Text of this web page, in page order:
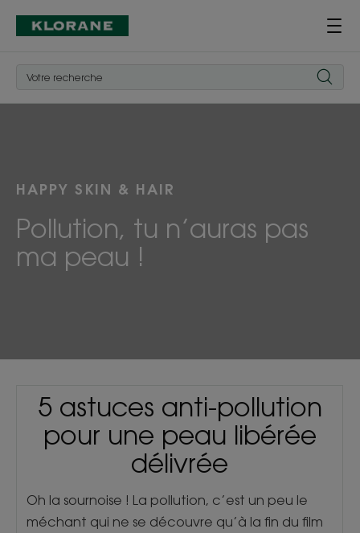
HAPPY SKIN & HAIR
Pollution, tu n’auras pas
ma peau !
5 astuces anti-pollution
pour une peau libérée
délivrée
Oh la sournoise ! La pollution, c’est un peu le
méchant qui ne se découvre qu’à la fin du film